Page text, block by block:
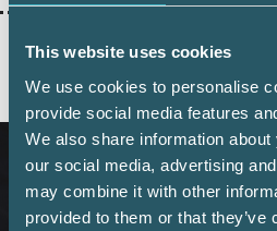
This website uses cookies
We use cookies to personalise
provide social media features
We also share information
our social media, advertising
may combine it with other
provided to them or that
AKTUELLA ARTIKLAR